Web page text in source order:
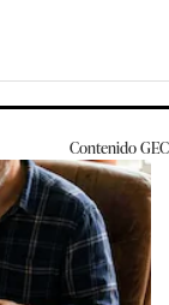
ContenidoGEC